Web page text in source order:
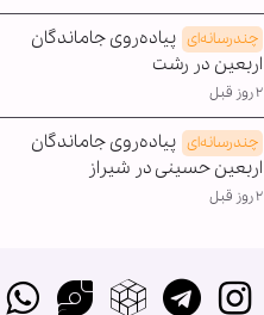
چندرسانه‌ای پیاده‌روی جاماندگان
اربعین در رشت
۲ روز قبل
چندرسانه‌ای پیاده‌روی جاماندگان
اربعین حسینی در شیراز
۲ روز قبل